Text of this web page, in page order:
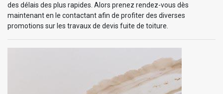
des délais des plus rapides. Alors prenez rendez-vous dès
maintenant en le contactant afin de profiter des diverses
promotions sur les travaux de devis fuite de toiture.